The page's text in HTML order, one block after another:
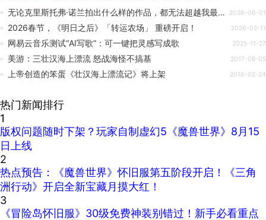
无论克里斯托弗·诺兰拍出什么样的作品，都无法超越我最心仪的那部《奥德赛》改编之作。 2026-06-01
2026春节，《明日之后》「转运农场」 重磅开启！ 2026-02-11
网易云音乐测试“AI写歌”：可一键把灵感写成歌 2025-11-27
美游：三壮汉海上漂流 怒战海怪不搞基 2017-08-05
上帝创造的笨蛋《壮汉海上漂流记》将上架 2016-02-24
热门新闻排行
1
版权问题随时下架？玩家自制虚幻5《魔兽世界》8月15
日上线
2
热点预告：《魔兽世界》怀旧服第五阶段开启！《三角
洲行动》开启全新宝藏月摸大红！
3
《冒险岛怀旧服》30级免费神装别错过！新手必看重点